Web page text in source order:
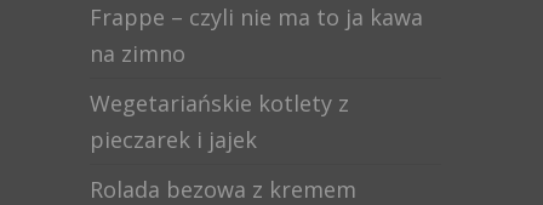
Frappe – czyli nie ma to ja kawa
na zimno
Wegetariańskie kotlety z
pieczarek i jajek
Rolada bezowa z kremem